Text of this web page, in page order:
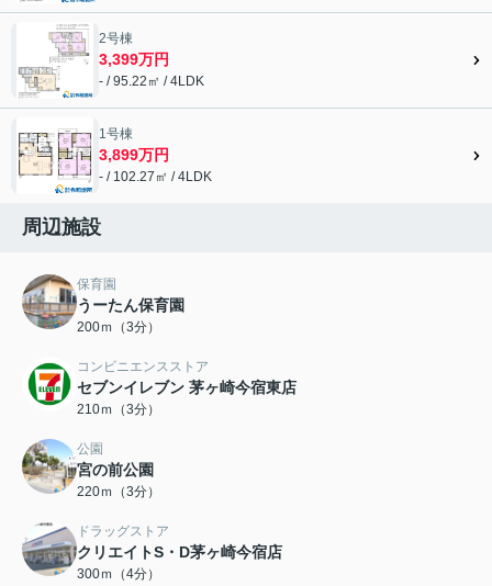
2号棟
3,399万円
- / 95.22㎡ / 4LDK
1号棟
3,899万円
- / 102.27㎡ / 4LDK
周辺施設
保育園
うーたん保育園
200ｍ（3分）
コンビニエンスストア
セブンイレブン 茅ヶ崎今宿東店
210ｍ（3分）
公園
宮の前公園
220ｍ（3分）
ドラッグストア
クリエイトS・D茅ヶ崎今宿店
300ｍ（4分）